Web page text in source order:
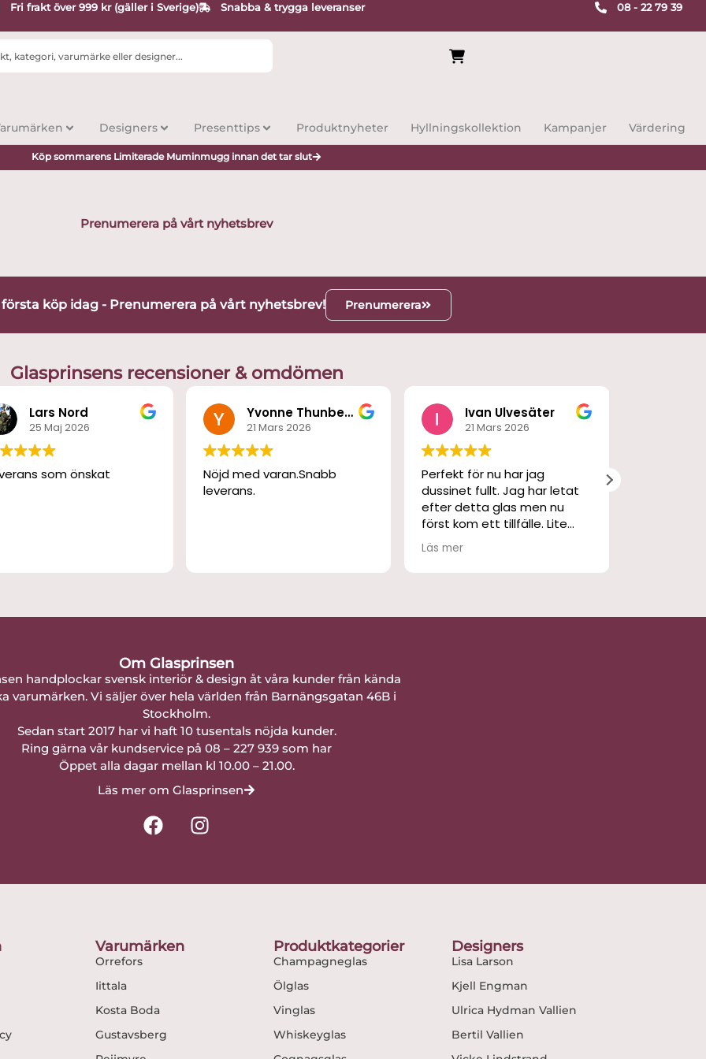
Fri frakt över 999 kr (gäller i Sverige) Snabba & trygga leveranser 08 - 22 79 39
Designers Presenttips Produktnyheter Hyllningskollektion Kampanjer Värdering
Köp sommarens Limiterade Muminmugg innan det tar slut
Prenumerera på vårt nyhetsbrev
köp idag - Prenumerera på vårt nyhetsbrev! Prenumerera
Glasprinsens recensioner & omdömen
Lars Nord
25 Maj 2026
som önskat
Yvonne Thunberg
21 Mars 2026
Nöjd med varan.Snabb
leverans.
Ivan Ulvesäter
21 Mars 2026
Perfekt för nu har jag
dussinet fullt. Jag har letat
efter detta glas men nu
först kom ett tillfälle. Lite
dyrt men det sved bara en
stund. Snabb leverans och
bra förpackat. Nöjd
Läs mer
Om Glasprinsen
handplockar svensk interiör & design åt våra kunder från kända
varumärken. Vi säljer över hela världen från Barnängsgatan 46B i
Stockholm.
Sedan start 2017 har vi haft 10 tusentals nöjda kunder.
Ring gärna vår kundservice på 08 – 227 939 som har
Öppet alla dagar mellan kl 10.00 – 21.00.
Läs mer om Glasprinsen
F
a
k
I
n
Varumärken
Orrefors
Iittala
Kosta Boda
Gustavsberg
Produktkategorier
Champagneglas
Ölglas
Vinglas
Whiskeyglas
Designers
Lisa Larson
Kjell Engman
Ulrica Hydman Vallien
Bertil Vallien